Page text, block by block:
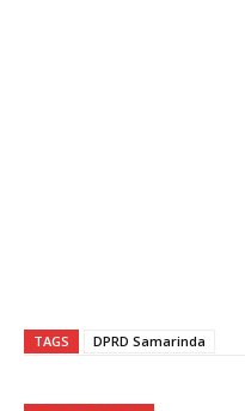
TAGS DPRD Samarinda